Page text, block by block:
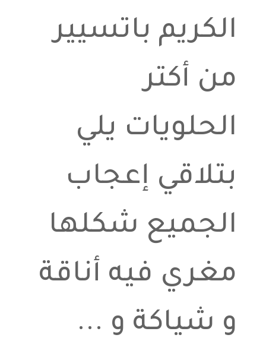
الكريم باتسيير
من أكتر
الحلويات يلي
بتلاقي إعجاب
الجميع شكلها
مغري فيه أناقة
و شياكة و ...